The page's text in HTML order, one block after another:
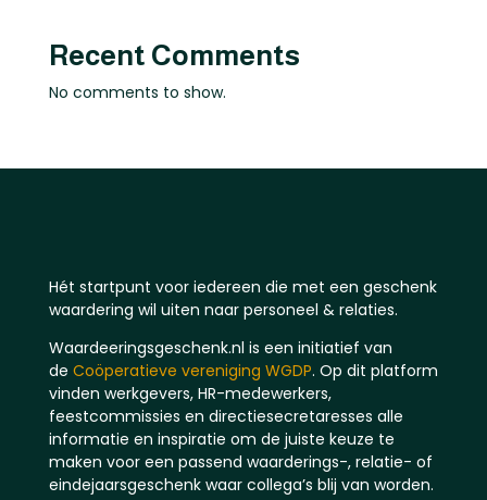
Recent Comments
No comments to show.
Hét startpunt voor iedereen die met een geschenk
waardering wil uiten naar personeel & relaties.
Waardeeringsgeschenk.nl is een initiatief van
de Coöperatieve vereniging WGDP. Op dit platform
vinden werkgevers, HR-medewerkers,
feestcommissies en directiesecretaresses alle
informatie en inspiratie om de juiste keuze te
maken voor een passend waarderings-, relatie- of
eindejaarsgeschenk waar collega’s blij van worden.